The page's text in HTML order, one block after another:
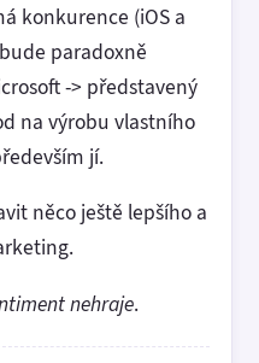
konkurence (iOS a
paradoxně
-> představený
na výrobu vlastního
jí.
něco ještě lepšího a
nehraje.